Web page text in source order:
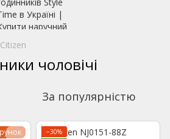
Citizen
чоловічі
За популярністю
−30%